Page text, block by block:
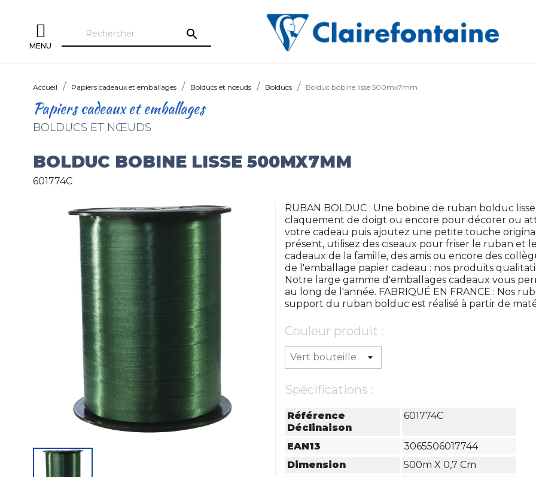
MENU
search
Accueil Papiers cadeaux et emballages Bolducs et nœuds Bolducs Bolduc bobine lisse 500mx7mm
Papiers cadeaux et emballages
BOLDUCS ET NŒUDS
BOLDUC BOBINE LISSE 500MX7MM
601774C
RUBAN BOLDUC : Une bobine de ruban bolduc
claquement de doigt ou encore pour décorer ou
votre cadeau puis ajoutez une petite touche
présent, utilisez des ciseaux pour friser le ruban et
cadeaux de la famille, des amis ou encore des
de l'emballage papier cadeau : nos produits
Notre large gamme d'emballages cadeaux vous
au long de l'année. FABRIQUÉ EN FRANCE : Nos
support du ruban bolduc est réalisé à partir de
Couleur produit :
Spécifications :
Référence
Déclinaison
601774C
EAN13
3065506017744
Dimension
500m X 0,7 Cm